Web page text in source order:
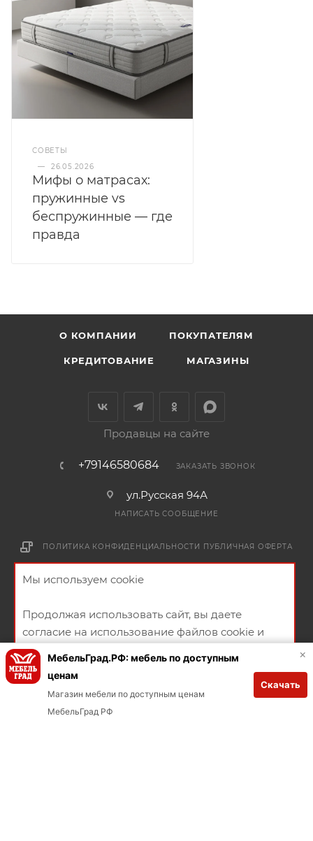
СОВЕТЫ
—
26.05.2026
Мифы о матрасах:
пружинные vs
беспружинные — где
правда
О КОМПАНИИ ПОКУПАТЕЛЯМ
КРЕДИТОВАНИЕ МАГАЗИНЫ
Продавцы на сайте
+79146580684 ЗАКАЗАТЬ ЗВОНОК
ул.Русская 94А
НАПИСАТЬ СООБЩЕНИЕ
ПОЛИТИКА КОНФИДЕНЦИАЛЬНОСТИ ПУБЛИЧНАЯ ОФЕРТА
СОГЛАСИЕ НА ПОЛУЧЕНИЕ РЕКЛАМНО-ИНФОРМАЦИОННЫХ
МАТЕРИАЛОВ
Заказывай через мобильное приложение
Загрузите в App Store
Мы используем cookie
Продолжая использовать сайт, вы даете
согласие на использование файлов cookie и
политикой конфиденциальности
ХОРОШО
×
МебельГрад.РФ: мебель по доступным
ценам
Магазин мебели по доступным ценам
МебельГрад РФ
Скачать